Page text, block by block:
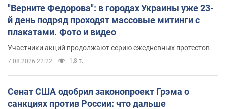
"Верните Федорова": в городах Украины уже 23-
й день подряд проходят массовые митинги с
плакатами. Фото и видео
Участники акций продолжают серию ежедневных протестов
7.08.2026 22:22 1,8 т.
Сенат США одобрил законопроект Грэма о
санкциях против России: что дальше